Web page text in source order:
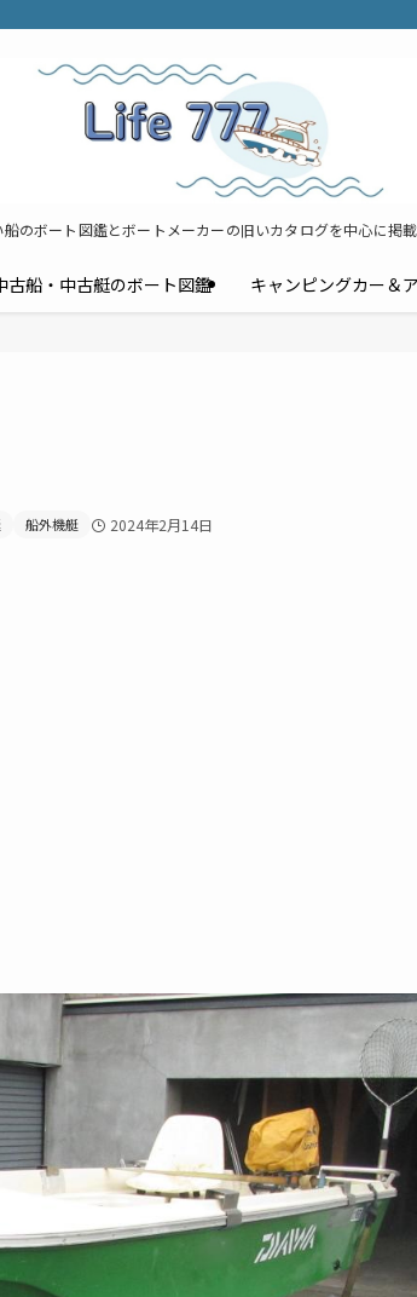
のボート図鑑とボートメーカーの旧いカタログを中心に掲
古船・中古艇のボート図鑑 キャンピングカー＆
船外機艇 2024年2月14日